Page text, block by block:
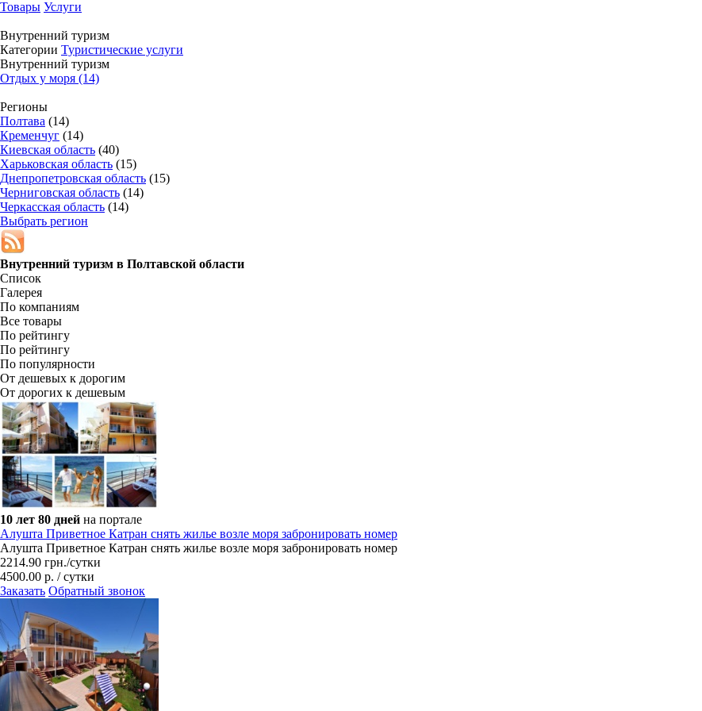
Товары Услуги
Внутренний туризм
Категории Туристические услуги
Внутренний туризм
Отдых у моря (14)
Регионы
Полтава (14)
Кременчуг (14)
Киевская область (40)
Харьковская область (15)
Днепропетровская область (15)
Черниговская область (14)
Черкасская область (14)
Выбрать регион
Внутренний туризм в Полтавской области
Список
Галерея
По компаниям
Все товары
По рейтингу
По рейтингу
По популярности
От дешевых к дорогим
От дорогих к дешевым
10 лет 80 дней на портале
Алушта Приветное Катран снять жилье возле моря забронировать номер
Алушта Приветное Катран снять жилье возле моря забронировать номер
2214.90 грн./сутки
4500.00 р. / сутки
Заказать Обратный звонок